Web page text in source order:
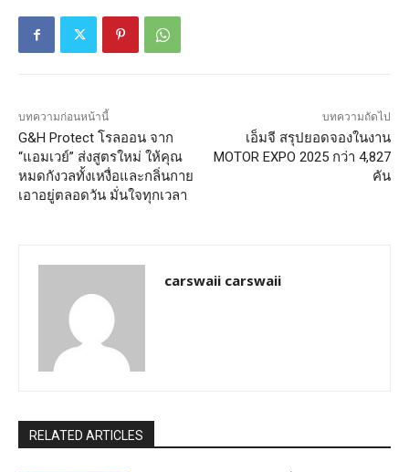
บทความก่อนหน้านี้
G&H Protect โรลออน จาก
“แอมเวย์” ส่งสูตรใหม่ ให้คุณ
หมดกังวลทั้งเหงื่อและกลิ่นกาย
เอาอยู่ตลอดวัน มั่นใจทุกเวลา
บทความถัดไป
เอ็มจี สรุปยอดจองในงาน
MOTOR EXPO 2025 กว่า 4,827
คัน
carswaii carswaii
RELATED ARTICLES